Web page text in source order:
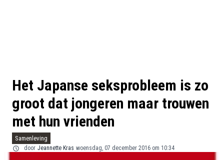
Het Japanse seksprobleem is zo
groot dat jongeren maar trouwen
met hun vrienden
Samenleving
door Jeannette Kras woensdag, 07 december 2016 om 10:34